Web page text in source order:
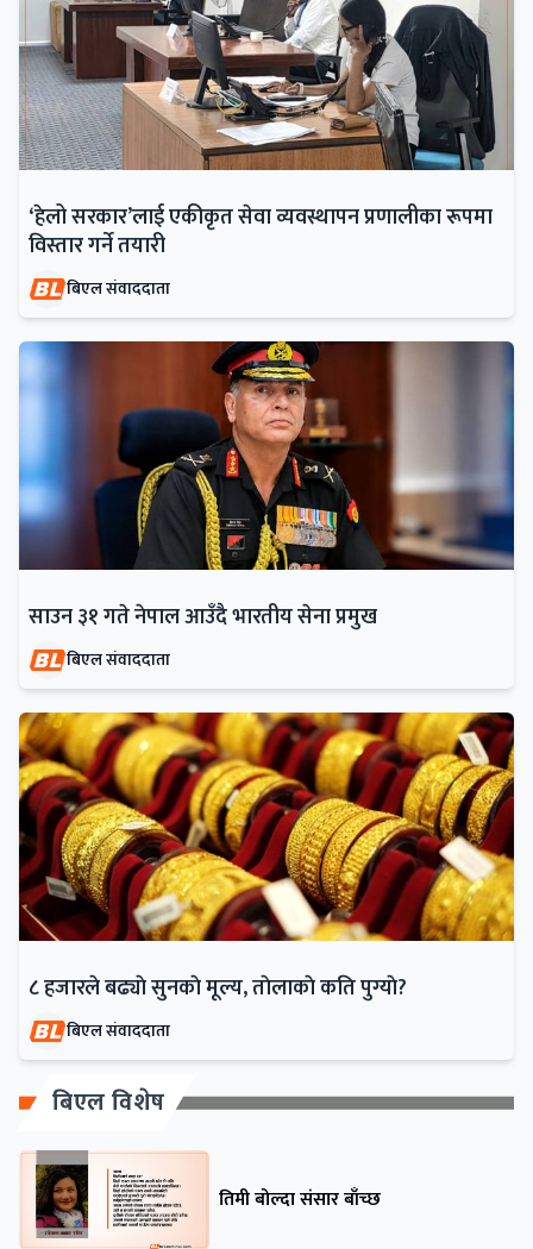
‘हेलो सरकार’लाई एकीकृत सेवा व्यवस्थापन प्रणालीका रूपमा
विस्तार गर्ने तयारी
बिएल संवाददाता
साउन ३१ गते नेपाल आउँदै भारतीय सेना प्रमुख
बिएल संवाददाता
८ हजारले बढ्याे सुनकाे मूल्य, ताेलाकाे कति पुग्याे?
बिएल संवाददाता
बिएल विशेष
तिमी बोल्दा संसार बाँच्छ